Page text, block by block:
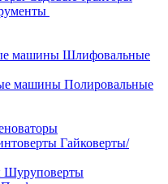
Шлифовальные
Полировальные
Гайковерты/
Шуруповерты